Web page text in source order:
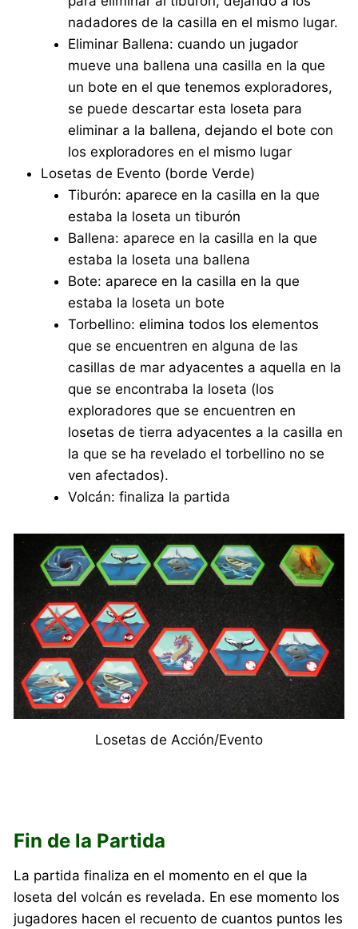
nadadores de la casilla en el mismo lugar.
Eliminar Ballena: cuando un jugador
mueve una ballena una casilla en la que
un bote en el que tenemos exploradores,
se puede descartar esta loseta para
eliminar a la ballena, dejando el bote con
los exploradores en el mismo lugar
Losetas de Evento (borde Verde)
Tiburón: aparece en la casilla en la que
estaba la loseta un tiburón
Ballena: aparece en la casilla en la que
estaba la loseta una ballena
Bote: aparece en la casilla en la que
estaba la loseta un bote
Torbellino: elimina todos los elementos
que se encuentren en alguna de las
casillas de mar adyacentes a aquella en la
que se encontraba la loseta (los
exploradores que se encuentren en
losetas de tierra adyacentes a la casilla en
la que se ha revelado el torbellino no se
ven afectados).
Volcán: finaliza la partida
Losetas de Acción/Evento
Fin de la Partida
La partida finaliza en el momento en el que la
loseta del volcán es revelada. En ese momento los
jugadores hacen el recuento de cuantos puntos les